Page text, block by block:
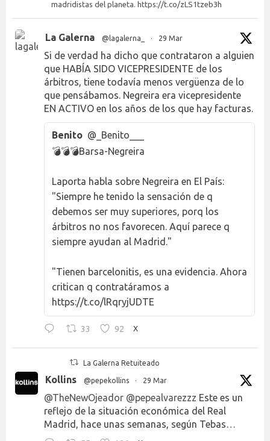
madridistas del planeta. https://t.co/zLS1tzeb3h
La Galerna @lagalerna_ · 29 Mar
Si de verdad ha dicho que contrataron a alguien
que HABÍA SIDO VICEPRESIDENTE de los
árbitros, tiene todavía menos vergüenza de lo
que pensábamos. Negreira era vicepresidente
EN ACTIVO en los años de los que hay facturas.
Benito @_Benito___
💣💣💣Barsa-Negreira
Laporta habla sobre Negreira en El País:
"Siempre he tenido la sensación de q
debemos ser muy superiores, porq los
árbitros no nos favorecen. Aquí parece q
siempre ayudan al Madrid."
"Tienen barcelonitis, es una evidencia. Ahora
critican q contratáramos a
https://t.co/lRqryjUDTE
33 92 X
La Galerna Retuiteado
Kollins @pepekollins · 29 Mar
@TheNewOjeador @pepealvarezzz Este es un
reflejo de la situación económica del Real
Madrid, hace unas semanas, según Tebas…